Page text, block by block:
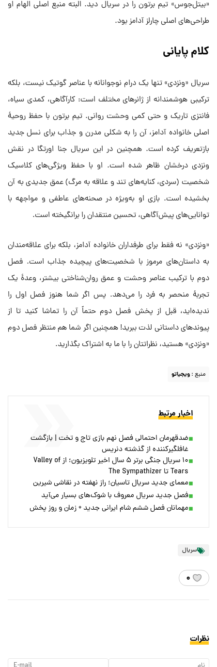
«بیتل‌جوس» تیم برتون را در سریال دید. البته منبع اصلی الهام او
طراحی‌های اصلی چارلز آدامز بود.
کلام پایانی
سریال «ونزدی» تنها یک درام نوجوانانه با عناصر گوتیک نیست، بلکه
ترکیبی هوشمندانه از ژانرهای مختلف است: کارآگاهی، کمدی سیاه،
فانتزی تاریک و حتی کمی وحشت روانی. تیم برتون با حفظ روحیهٔ
اصلی خانواده آدامز، آن را به شکلی مدرن و جذاب برای نسل جدید
بازتعریف کرده است. همچنین در این سریال جنا اورتگا در نقش
ونزدی درخشان ظاهر شده است. او با حفظ ویژگی‌های کلاسیک
شخصیت (سردی، کنایه‌های تند و علاقه به مرگ) عمق جدیدی به آن
بخشیده است. بازی او به‌ویژه در صحنه‌های عاطفی و مواجهه با
توانایی‌های پیش‌آگاهی، تحسین منتقدان را برانگیخته است.
«ونزدی» نه فقط برای طرفداران خانواده آدامز، بلکه برای علاقه‌مندان
به داستان‌های مرموز با شخصیت‌های پیچیده جذاب است. فصل
دوم با ترکیب عناصر وحشت و عمق روان‌شناختی بیشتر، وعدهٔ یک
تجربهٔ منحصر به فرد را می‌دهد. پس اگر شما هنوز فصل اول را
ندیده‌اید، قبل از پخش فصل دوم حتماً آن را تماشا کنید تا از
پیوندهای داستانی لذت ببرید! همچنین اگر شما هم منتظر فصل دوم
«ونزدی» هستید، نظراتتان را با ما به اشتراک بگذارید.
منبع : ویجیاتو
اخبار مرتبط
ضدقهرمان احتمالی فصل نهم بازی تاج و تخت | بازگشت
غافلگیرکننده از گذشته دنریس
۱۰ سریال جنگی برتر ۵ سال اخیر تلویزیون؛ از Valley of
Tears تا The Sympathizer
معمای جدید سریال تاسیان؛ راز نهفته در نقاشی شیرین
فصل جدید سریال معروف با شوک‌های بسیار می‌آید
مهمانان فصل ششم شام ایرانی جدید + زمان و روز پخش
سریال
۰
نظرات